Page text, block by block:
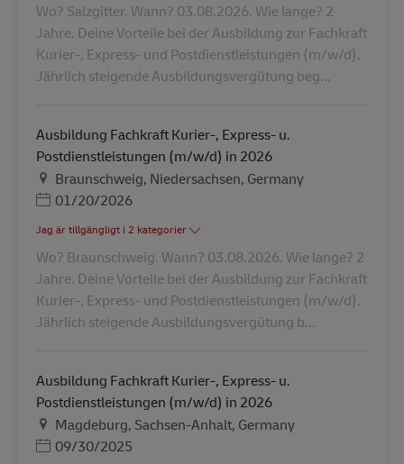
Wo? Salzgitter. Wann? 03.08.2026. Wie lange? 2
Jahre. Deine Vorteile bei der Ausbildung zur Fachkraft
Kurier-, Express- und Postdienstleistungen (m/w/d).
Jährlich steigende Ausbildungsvergütung beg...
Ausbildung Fachkraft Kurier-, Express- u.
Postdienstleistungen (m/w/d) in 2026
PlatsBraunschweig, Niedersachsen, Germany
Posted Date
01/20/2026
Jag är tillgängligt i 2 kategorier
Wo? Braunschweig. Wann? 03.08.2026. Wie lange? 2
Jahre. Deine Vorteile bei der Ausbildung zur Fachkraft
Kurier-, Express- und Postdienstleistungen (m/w/d).
Jährlich steigende Ausbildungsvergütung b...
Ausbildung Fachkraft Kurier-, Express- u.
Postdienstleistungen (m/w/d) in 2026
PlatsMagdeburg, Sachsen-Anhalt, Germany
Posted Date
09/30/2025